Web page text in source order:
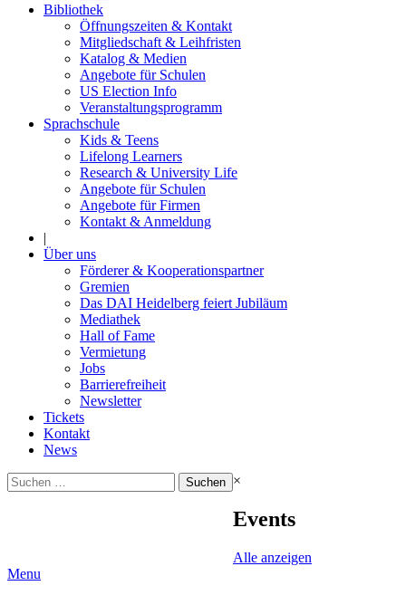
Bibliothek
Öffnungszeiten & Kontakt
Mitgliedschaft & Leihfristen
Katalog & Medien
Angebote für Schulen
US Election Info
Veranstaltungsprogramm
Sprachschule
Kids & Teens
Lifelong Learners
Research & University Life
Angebote für Schulen
Angebote für Firmen
Kontakt & Anmeldung
|
Über uns
Förderer & Kooperationspartner
Gremien
Das DAI Heidelberg feiert Jubiläum
Mediathek
Hall of Fame
Vermietung
Jobs
Barrierefreiheit
Newsletter
Tickets
Kontakt
News
Suchen
nach:
×
Events
Alle anzeigen
Menu